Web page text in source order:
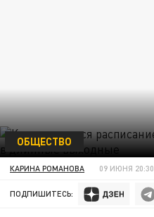
ОБЩЕСТВО
КАРИНА РОМАНОВА 09 ИЮНЯ 20:30
ПОДПИШИТЕСЬ: